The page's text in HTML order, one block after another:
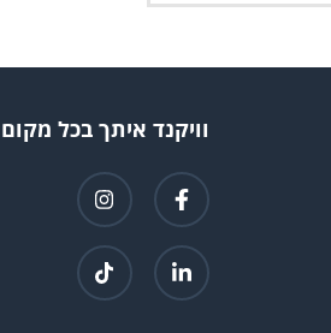
וויקנד איתך בכל מקום